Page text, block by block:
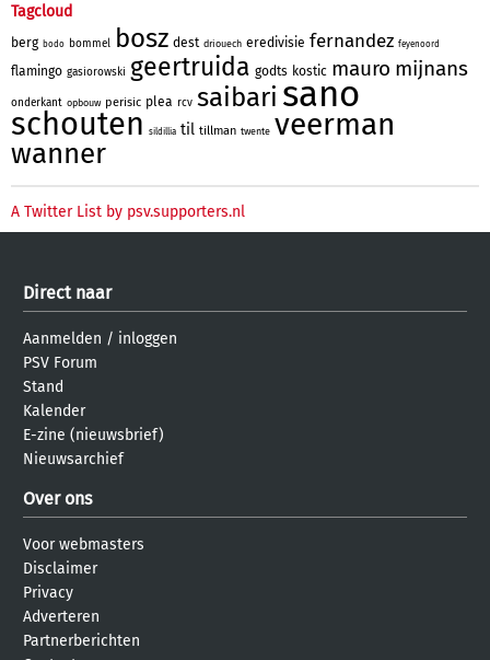
Tagcloud
berg bodo bommel bosz dest driouech eredivisie fernandez feyenoord
flamingo gasiorowski geertruida godts kostic mauro mijnans
onderkant opbouw perisic plea rcv saibari sano
schouten sildillia til tillman twente veerman
wanner
A Twitter List by psv.supporters.nl
Direct naar
Aanmelden / inloggen
PSV Forum
Stand
Kalender
E-zine (nieuwsbrief)
Nieuwsarchief
Over ons
Voor webmasters
Disclaimer
Privacy
Adverteren
Partnerberichten